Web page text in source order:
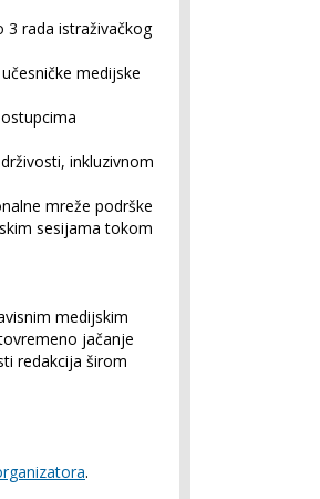
3 rada istraživačkog
medijske
inkluzivnom
mreže podrške
sesijama tokom
medijskim
jačanje
redakcija širom
.